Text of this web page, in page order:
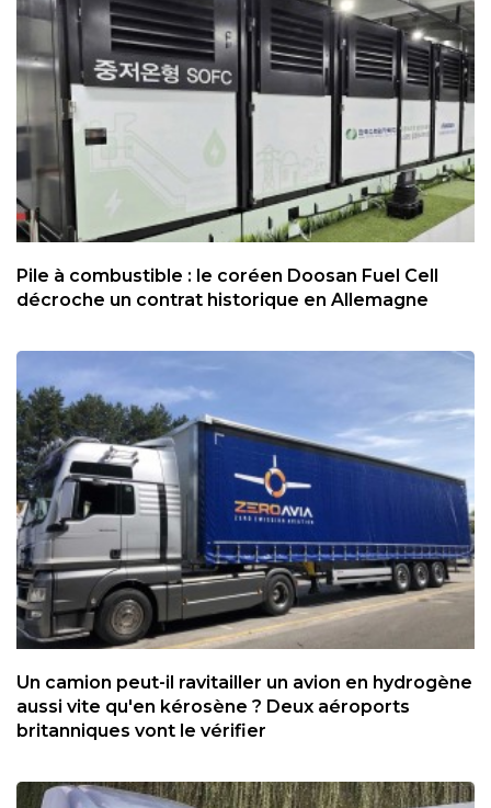
Pile à combustible : le coréen Doosan Fuel Cell
décroche un contrat historique en Allemagne
Un camion peut-il ravitailler un avion en hydrogène
aussi vite qu'en kérosène ? Deux aéroports
britanniques vont le vérifier